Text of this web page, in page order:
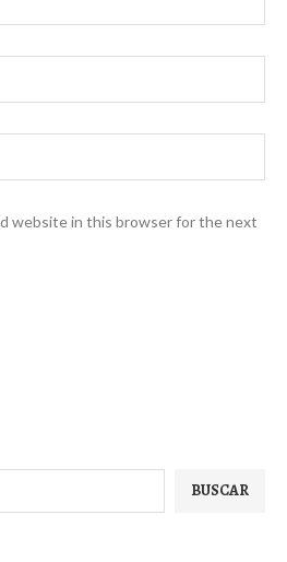
website in this browser for the next
BUSCAR